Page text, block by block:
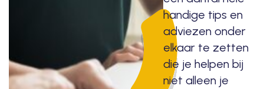
handige tips en
adviezen onder
elkaar te zetten
die je helpen bij
niet alleen je